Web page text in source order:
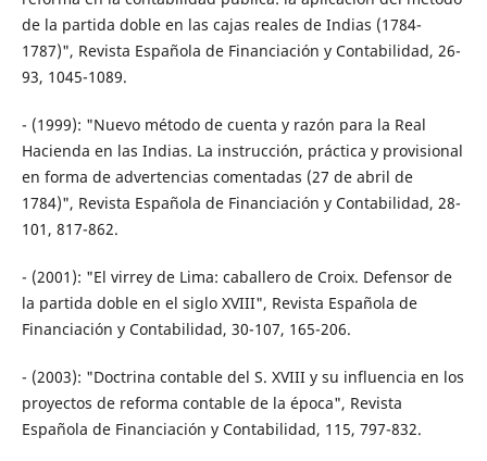
de la partida doble en las cajas reales de Indias (1784-
1787)", Revista Española de Financiación y Contabilidad, 26-
93, 1045-1089.
- (1999): "Nuevo método de cuenta y razón para la Real
Hacienda en las Indias. La instrucción, práctica y provisional
en forma de advertencias comentadas (27 de abril de
1784)", Revista Española de Financiación y Contabilidad, 28-
101, 817-862.
- (2001): "El virrey de Lima: caballero de Croix. Defensor de
la partida doble en el siglo XVIII", Revista Española de
Financiación y Contabilidad, 30-107, 165-206.
- (2003): "Doctrina contable del S. XVIII y su influencia en los
proyectos de reforma contable de la época", Revista
Española de Financiación y Contabilidad, 115, 797-832.